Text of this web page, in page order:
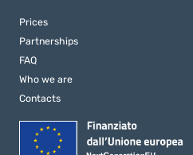
Prices
Partnerships
FAQ
Who we are
Contacts